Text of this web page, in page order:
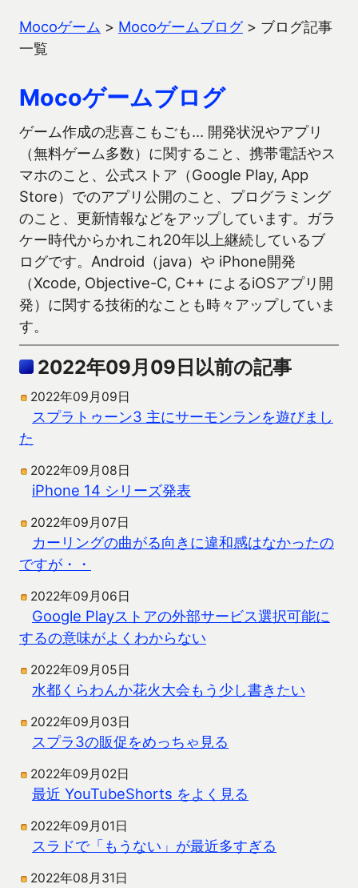
Mocoゲーム > Mocoゲームブログ> ブログ記事
一覧
Mocoゲームブログ
ゲーム作成の悲喜こもごも… 開発状況やアプリ
（無料ゲーム多数）に関すること、携帯電話やス
マホのこと、公式ストア（Google Play, App
Store）でのアプリ公開のこと、プログラミング
のこと、更新情報などをアップしています。ガラ
ケー時代からかれこれ20年以上継続しているブ
ログです。Android（java）や iPhone開発
（Xcode, Objective-C, C++ によるiOSアプリ開
発）に関する技術的なことも時々アップしていま
す。
2022年09月09日以前の記事
2022年09月09日
スプラトゥーン3 主にサーモンランを遊びまし
た
2022年09月08日
iPhone 14 シリーズ発表
2022年09月07日
カーリングの曲がる向きに違和感はなかったの
ですが・・
2022年09月06日
Google Playストアの外部サービス選択可能に
するの意味がよくわからない
2022年09月05日
水都くらわんか花火大会もう少し書きたい
2022年09月03日
スプラ3の販促をめっちゃ見る
2022年09月02日
最近 YouTubeShorts をよく見る
2022年09月01日
スラドで「もうない」が最近多すぎる
2022年08月31日